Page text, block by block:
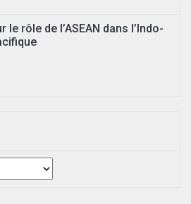
le rôle de l’ASEAN dans l’Indo-